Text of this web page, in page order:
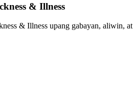
& Illness
& Illness upang gabayan, aliwin,